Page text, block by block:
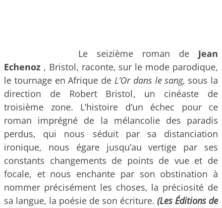
Le seizième roman de Jean
Echenoz , Bristol, raconte, sur le mode parodique,
le tournage en Afrique de L’Or dans le sang, sous la
direction de Robert Bristol, un cinéaste de
troisième zone. L’histoire d’un échec pour ce
roman imprégné de la mélancolie des paradis
perdus, qui nous séduit par sa distanciation
ironique, nous égare jusqu’au vertige par ses
constants changements de points de vue et de
focale, et nous enchante par son obstination à
nommer précisément les choses, la préciosité de
sa langue, la poésie de son écriture. (Les Éditions de